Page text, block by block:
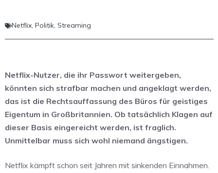
Netflix, Politik, Streaming
Netflix-Nutzer, die ihr Passwort weitergeben,
könnten sich strafbar machen und angeklagt werden,
das ist die Rechtsauffassung des Büros für geistiges
Eigentum in Großbritannien. Ob tatsächlich Klagen auf
dieser Basis eingereicht werden, ist fraglich.
Unmittelbar muss sich wohl niemand ängstigen.
Netflix kämpft schon seit Jahren mit sinkenden Einnahmen.